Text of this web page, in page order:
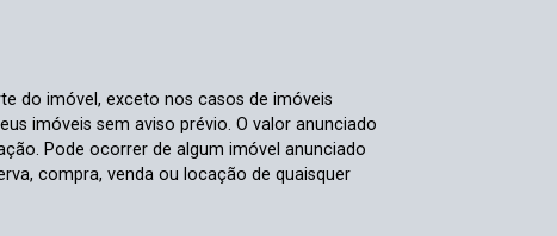
do imóvel, exceto nos casos de imóveis
imóveis sem aviso prévio. O valor anunciado
Pode ocorrer de algum imóvel anunciado
compra, venda ou locação de quaisquer